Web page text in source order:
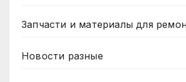
Запчасти и материалы для
Новости разные